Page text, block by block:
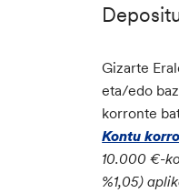
Gizarte
eta/edo
korronte
Kontu
10.000 €-
%1,05)